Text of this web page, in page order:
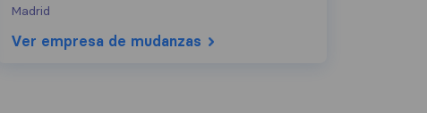
Madrid
Ver empresa de mudanzas